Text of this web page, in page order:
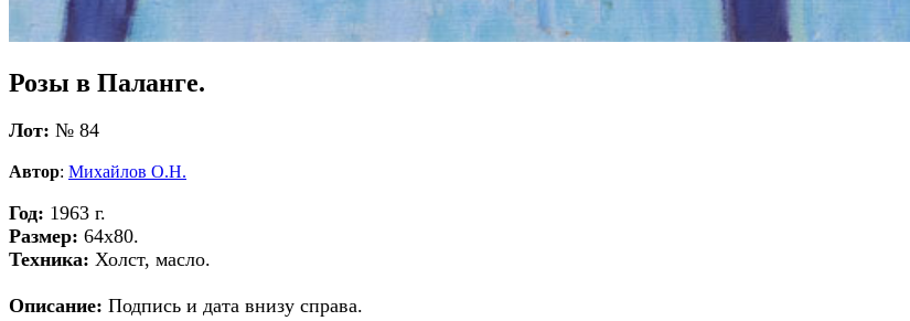
Розы в Паланге.
Лот: № 84
Автор: Михайлов О.Н.
Год: 1963 г.
Размер: 64х80.
Техника: Холст, масло.
Описание: Подпись и дата внизу справа.